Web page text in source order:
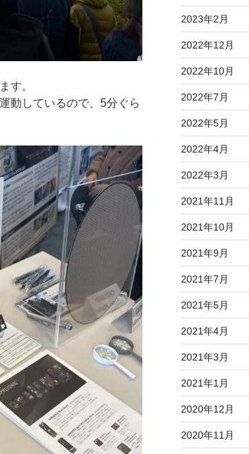
す。
動しているので、5分ぐら
2023年2月
2022年12月
2022年10月
2022年7月
2022年5月
2022年4月
2022年3月
2021年11月
2021年10月
2021年9月
2021年7月
2021年5月
2021年4月
2021年3月
2021年1月
2020年12月
2020年11月